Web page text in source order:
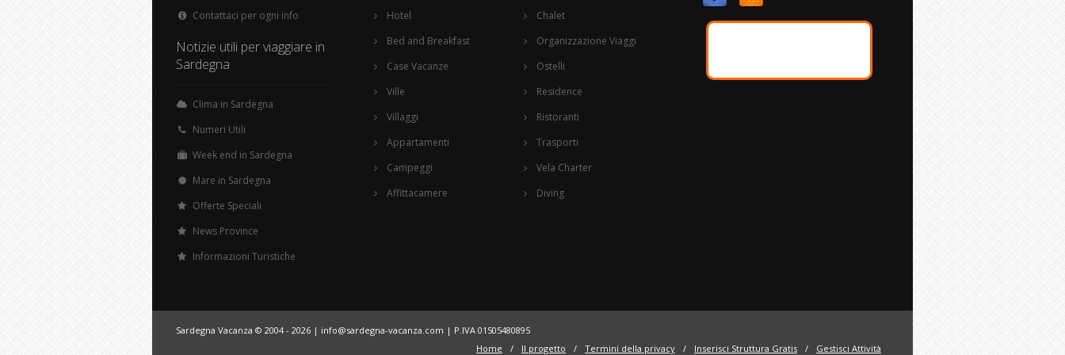
Contattaci per ogni info
Notizie utili per viaggiare in
Sardegna
Clima in Sardegna
Numeri Utili
Week end in Sardegna
Mare in Sardegna
Offerte Speciali
News Province
Informazioni Turistiche
Hotel
Bed and Breakfast
Case Vacanze
Ville
Villaggi
Appartamenti
Campeggi
Affittacamere
Chalet
Organizzazione Viaggi
Ostelli
Residence
Ristoranti
Trasporti
Vela Charter
Diving
Sardegna Vacanza © 2004 - 2026 | info@sardegna-vacanza.com | P.IVA 01505480895
Home
/ Il progetto / Termini della privacy / Inserisci Struttura Gratis / Gestisci Attività